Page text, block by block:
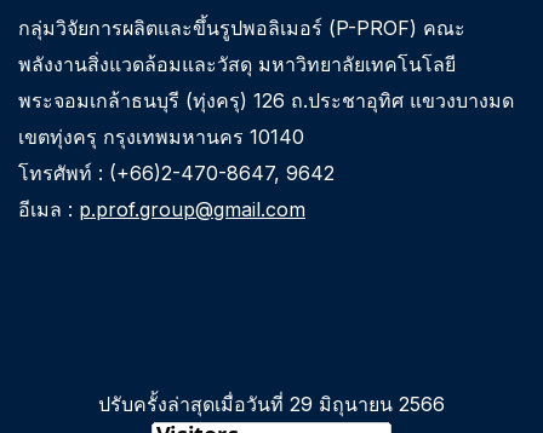
กลุ่มวิจัยการผลิตและขึ้นรูปพอลิเมอร์ (P-PROF) คณะ
พลังงานสิ่งแวดล้อมและวัสดุ มหาวิทยาลัยเทคโนโลยี
พระจอมเกล้าธนบุรี (ทุ่งครุ) 126 ถ.ประชาอุทิศ แขวงบางมด
เขตทุ่งครุ กรุงเทพมหานคร 10140
โทรศัพท์ : (+66)2-470-8647, 9642
อีเมล : p.prof.group@gmail.com
ปรับครั้งล่าสุดเมื่อวันที่ 29 มิถุนายน 2566